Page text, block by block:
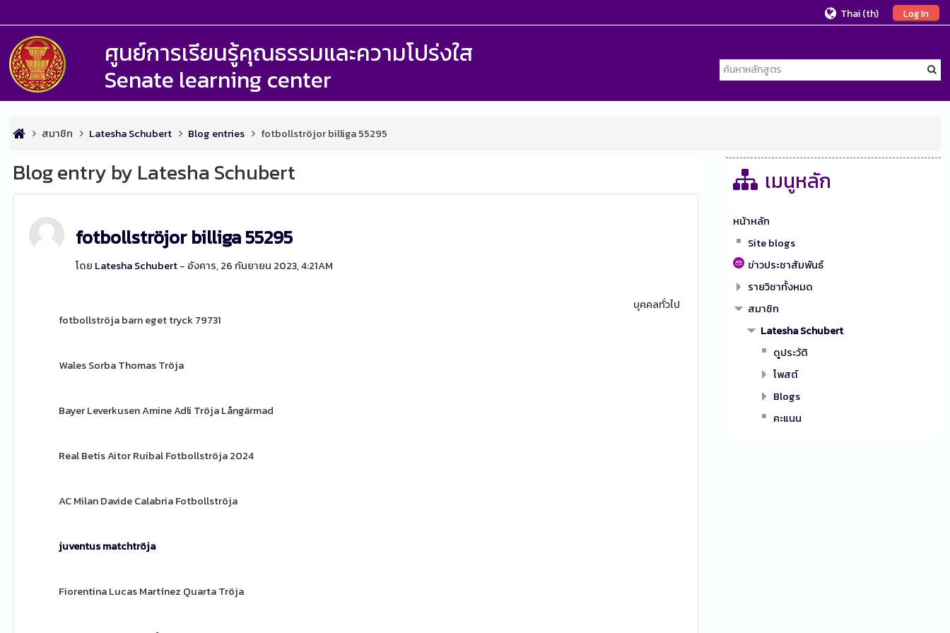
Log In
Thai ‎(th)‎
ศูนย์การเรียนรู้คุณธรรมและความโปร่งใส
Senate learning center
สมาชิก Latesha Schubert Blog entries fotbollströjor billiga 55295
Blog entry by Latesha Schubert
fotbollströjor billiga 55295
โดย Latesha Schubert- อังคาร, 26 กันยายน 2023, 4:21AM
บุคคลทั่วไป
fotbollströja barn eget tryck 79731
Wales Sorba Thomas Tröja
Bayer Leverkusen Amine Adli Tröja Långärmad
Real Betis Aitor Ruibal Fotbollströja 2024
AC Milan Davide Calabria Fotbollströja
juventus matchtröja
Fiorentina Lucas Martínez Quarta Tröja
เมนูหลัก
หน้าหลัก
Site blogs
ข่าวประชาสัมพันธ์
รายวิชาทั้งหมด
สมาชิก
Latesha Schubert
ดูประวัติ
โพสต์
Blogs
คะแนน